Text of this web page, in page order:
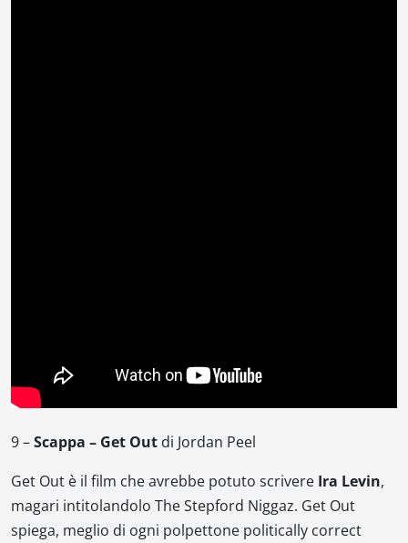
9 –Scappa – Get Out di Jordan Peel
Get Out è il film che avrebbe potuto scrivere Ira Levin,
magari intitolandolo The Stepford Niggaz. Get Out
spiega, meglio di ogni polpettone politically correct